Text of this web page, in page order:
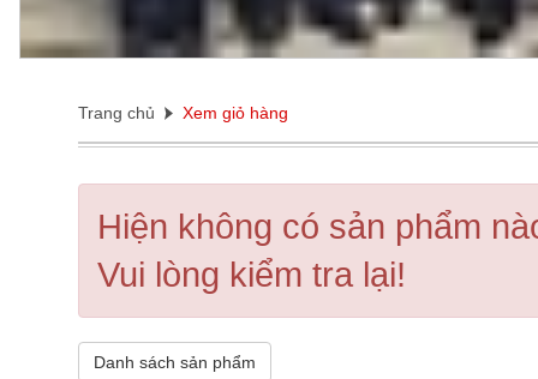
Trang chủ Xem giỏ hàng
Hiện không có sản phẩm
Vui lòng kiểm tra lại!
Danh sách sản phẩm